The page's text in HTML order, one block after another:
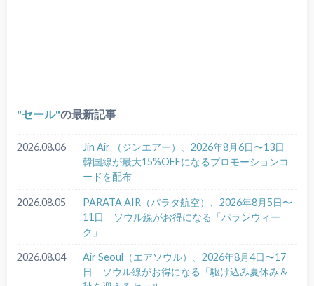
セール の最新記事
2026.08.06
Jin Air （ジンエアー）、2026年8月6日〜13日
韓国線が最大15%OFFになるプロモーションコ
ードを配布
2026.08.05
PARATA AIR（パラタ航空）、2026年8月5日〜
11日 ソウル線がお得になる「パランウィー
ク」
2026.08.04
Air Seoul（エアソウル）、2026年8月4日〜17
日 ソウル線がお得になる「駆け込み夏休み＆